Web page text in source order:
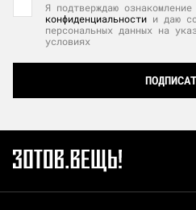
Я подтверждаю
конфиденциальности и даю
персональных данных на
условиях